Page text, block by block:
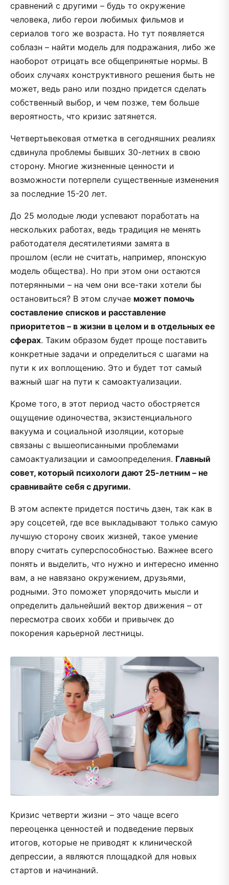
сравнений с другими – будь то окружение
человека, либо герои любимых фильмов и
сериалов того же возраста. Но тут появляется
соблазн – найти модель для подражания, либо же
наоборот отрицать все общепринятые нормы. В
обоих случаях конструктивного решения быть не
может, ведь рано или поздно придется сделать
собственный выбор, и чем позже, тем больше
вероятность, что кризис затянется.
Четвертьвековая отметка в сегодняшних реалиях
сдвинула проблемы бывших 30-летних в свою
сторону. Многие жизненные ценности и
возможности потерпели существенные изменения
за последние 15-20 лет.
До 25 молодые люди успевают поработать на
нескольких работах, ведь традиция не менять
работодателя десятилетиями замята в
прошлом (если не считать, например, японскую
модель общества). Но при этом они остаются
потерянными – на чем они все-таки хотели бы
остановиться? В этом случае может помочь
составление списков и расставление
приоритетов – в жизни в целом и в отдельных ее
сферах. Таким образом будет проще поставить
конкретные задачи и определиться с шагами на
пути к их воплощению. Это и будет тот самый
важный шаг на пути к самоактуализации.
Кроме того, в этот период часто обостряется
ощущение одиночества, экзистенциального
вакуума и социальной изоляции, которые
связаны с вышеописанными проблемами
самоактуализации и самоопределения. Главный
совет, который психологи дают 25-летним – не
сравнивайте себя с другими.
В этом аспекте придется постичь дзен, так как в
эру соцсетей, где все выкладывают только самую
лучшую сторону своих жизней, такое умение
впору считать суперспособностью. Важнее всего
понять и выделить, что нужно и интересно именно
вам, а не навязано окружением, друзьями,
родными. Это поможет упорядочить мысли и
определить дальнейший вектор движения – от
пересмотра своих хобби и привычек до
покорения карьерной лестницы.
Кризис четверти жизни – это чаще всего
переоценка ценностей и подведение первых
итогов, которые не приводят к клинической
депрессии, а являются площадкой для новых
стартов и начинаний.